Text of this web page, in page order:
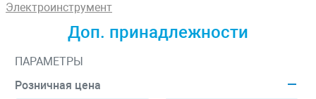
Электроинструмент
Доп. принадлежности
ПАРАМЕТРЫ
Розничная цена